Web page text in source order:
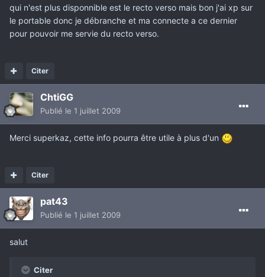
qui n'est plus disponnible est le recto verso mais bon j'ai xp sur
le portable donc je débranche et ma connecte a ce dernier
pour pouvoir me servie du recto verso.
Citer
ChtiGG
Publié le 1 juillet 2009
Merci superkaz, cette info pourra être utile à plus d'un
Citer
pat43
Publié le 1 juillet 2009
salut
Citer